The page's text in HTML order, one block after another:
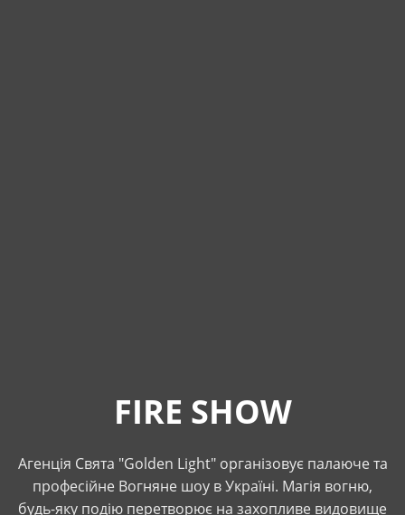
FIRE SHOW
Агенція Свята "Golden Light" організовує палаюче та
професійне Вогняне шоу в Україні. Магія вогню,
будь-яку подію перетворює на захопливе видовище